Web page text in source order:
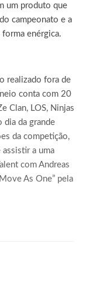
um produto que
campeonato e a
enérgica.
realizado fora de
conta com 20
Clan, LOS, Ninjas
dia da grande
da competição,
a uma
com Andreas
As One” pela